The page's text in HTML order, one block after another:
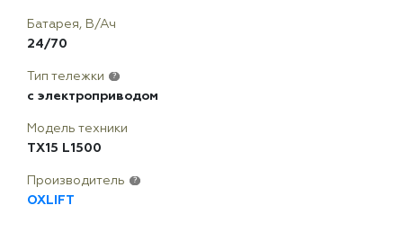
Батарея, В/Ач
24/70
Тип тележки ?
с электроприводом
Модель техники
TX15 L1500
Производитель ?
OXLIFT